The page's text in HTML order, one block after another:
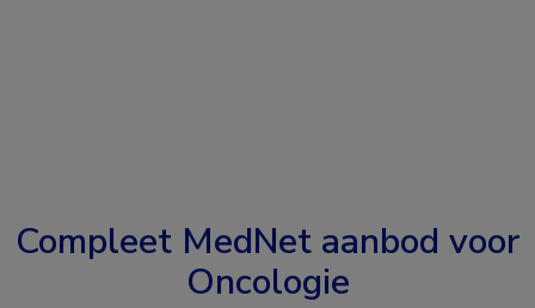
Compleet MedNet aanbod voor
Oncologie